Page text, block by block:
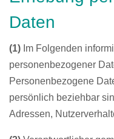
Daten
(1) Im Folgenden
personenbezogener
Personenbezogene
persönlich beziehbar
Adressen,